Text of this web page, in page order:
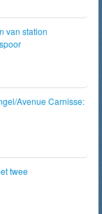
van station
Avenue Carnisse:
twee